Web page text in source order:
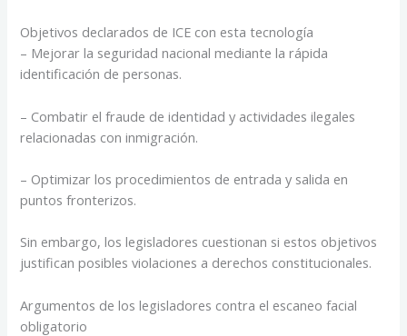
Objetivos declarados de ICE con esta tecnología
– Mejorar la seguridad nacional mediante la rápida
identificación de personas.
– Combatir el fraude de identidad y actividades ilegales
relacionadas con inmigración.
– Optimizar los procedimientos de entrada y salida en
puntos fronterizos.
Sin embargo, los legisladores cuestionan si estos objetivos
justifican posibles violaciones a derechos constitucionales.
Argumentos de los legisladores contra el escaneo facial
obligatorio